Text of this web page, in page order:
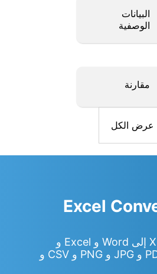
البيانات
الوصفية
مقارنة
عرض الكل
Excel
يمكنك تحويل XLSX إلى Word و Excel و
PowerPoint و PDF و JPG و PNG و CSV و